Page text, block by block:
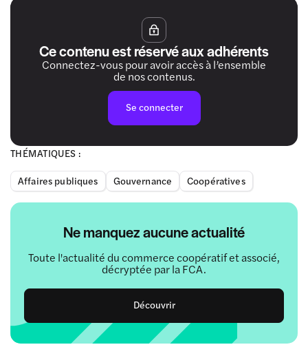
THÉMATIQUES :
Affaires publiques
Gouvernance Coopératives
Ne manquez aucune actualité
Toute l'actualité du commerce coopératif et associé,
décryptée par la FCA.
Découvrir
Ce contenu est réservé aux adhérents
Connectez-vous pour avoir accès à l’ensemble
de nos contenus.
Se connecter